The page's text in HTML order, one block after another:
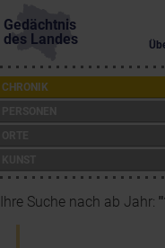
Gedächtnis
des Landes
CHRONIK
Ihre Suche nach ab Jahr: